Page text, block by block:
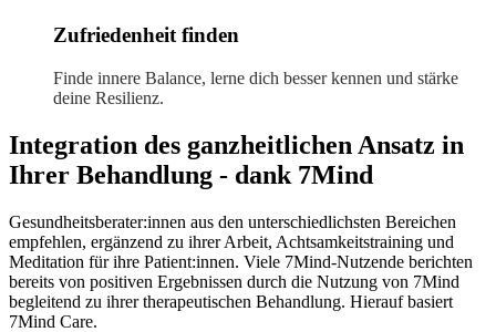
Zufriedenheit finden
Finde innere Balance, lerne dich besser kennen und stärke
deine Resilienz.
Integration des ganzheitlichen Ansatz in
Ihrer Behandlung - dank 7Mind
Gesundheitsberater:innen aus den unterschiedlichsten Bereichen
empfehlen, ergänzend zu ihrer Arbeit, Achtsamkeitstraining und
Meditation für ihre Patient:innen. Viele 7Mind-Nutzende berichten
bereits von positiven Ergebnissen durch die Nutzung von 7Mind
begleitend zu ihrer therapeutischen Behandlung. Hierauf basiert
7Mind Care.